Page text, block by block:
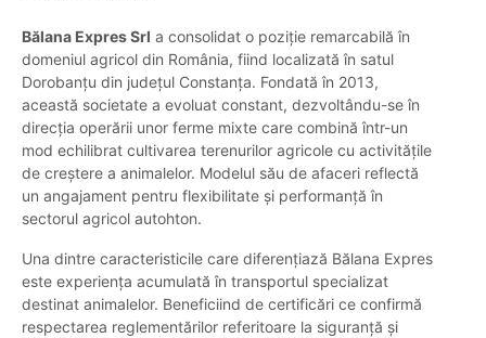
Bălana Expres Srl a consolidat o poziție remarcabilă în
domeniul agricol din România, fiind localizată în satul
Dorobanțu din județul Constanța. Fondată în 2013,
această societate a evoluat constant, dezvoltându-se în
direcția operării unor ferme mixte care combină într-un
mod echilibrat cultivarea terenurilor agricole cu activitățile
de creștere a animalelor. Modelul său de afaceri reflectă
un angajament pentru flexibilitate și performanță în
sectorul agricol autohton.
Una dintre caracteristicile care diferențiază Bălana Expres
este experiența acumulată în transportul specializat
destinat animalelor. Beneficiind de certificări ce confirmă
respectarea reglementărilor referitoare la siguranță și